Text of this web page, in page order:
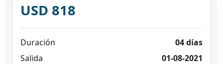
USD 818
Duración
04 días
Salida
01-08-2021